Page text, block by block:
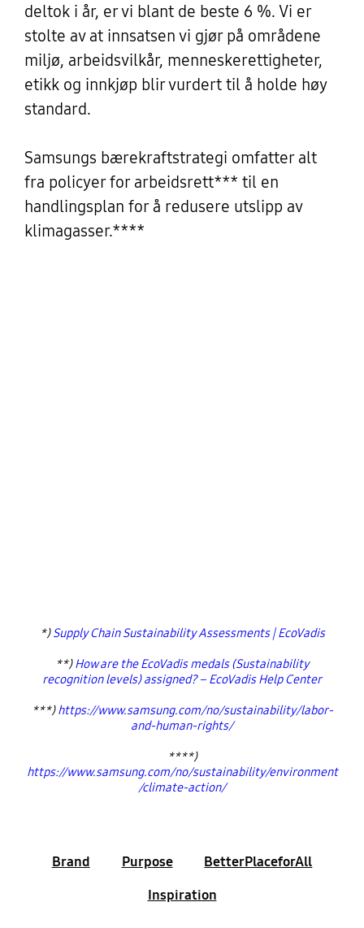
deltok i år, er vi blant de beste 6 %. Vi er
stolte av at innsatsen vi gjør på områdene
miljø, arbeidsvilkår, menneskerettigheter,
etikk og innkjøp blir vurdert til å holde høy
standard.
Samsungs bærekraftstrategi omfatter alt
fra policyer for arbeidsrett*** til en
handlingsplan for å redusere utslipp av
klimagasser.****
*)Supply Chain Sustainability Assessments | EcoVadis
**)How are the EcoVadis medals (Sustainability
recognition levels) assigned? – EcoVadis Help Center
***)https://www.samsung.com/no/sustainability/labor-
and-human-rights/
****)
https://www.samsung.com/no/sustainability/environment
/climate-action/
Brand Purpose
BetterPlaceforAll
Inspiration